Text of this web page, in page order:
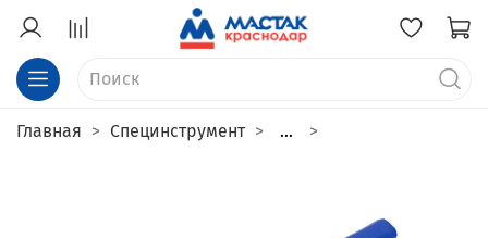
Главная Специнструмент ...